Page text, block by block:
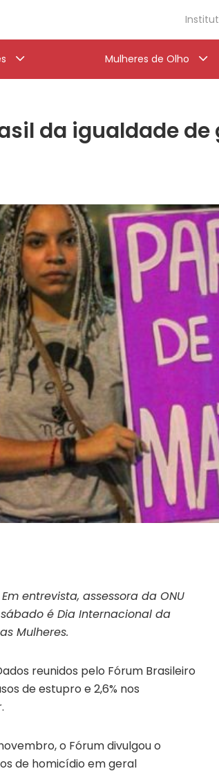
Mulheres de Olho
da igualdade de
entrevista, assessora da ONU
é Dia Internacional da
Mulheres.
reunidos pelo Fórum Brasileiro
de estupro e 2,6% nos
o Fórum divulgou o
de homicídio em geral